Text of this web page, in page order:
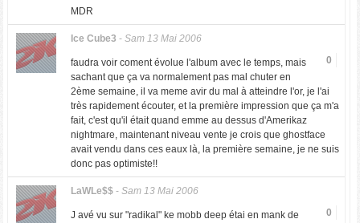
MDR
Ice Cube3 - Sam 13 Mai 2006
0
faudra voir coment évolue l'album avec le temps, mais
sachant que ça va normalement pas mal chuter en
2ème semaine, il va meme avir du mal à atteindre l'or, je l'ai
très rapidement écouter, et la première impression que ça m'a
fait, c'est qu'il était quand emme au dessus d'Amerikaz
nightmare, maintenant niveau vente je crois que ghostface
avait vendu dans ces eaux là, la première semaine, je ne suis
donc pas optimiste!!
LaWLe$$- Sam 13 Mai 2006
0
J avé vu sur "radikal" ke mobb deep étai en mank de